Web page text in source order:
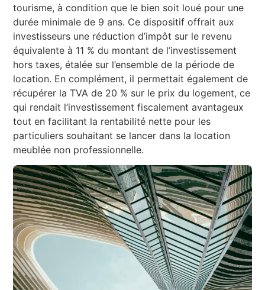
tourisme, à condition que le bien soit loué pour une
durée minimale de 9 ans. Ce dispositif offrait aux
investisseurs une réduction d’impôt sur le revenu
équivalente à 11 % du montant de l’investissement
hors taxes, étalée sur l’ensemble de la période de
location. En complément, il permettait également de
récupérer la TVA de 20 % sur le prix du logement, ce
qui rendait l’investissement fiscalement avantageux
tout en facilitant la rentabilité nette pour les
particuliers souhaitant se lancer dans la location
meublée non professionnelle.